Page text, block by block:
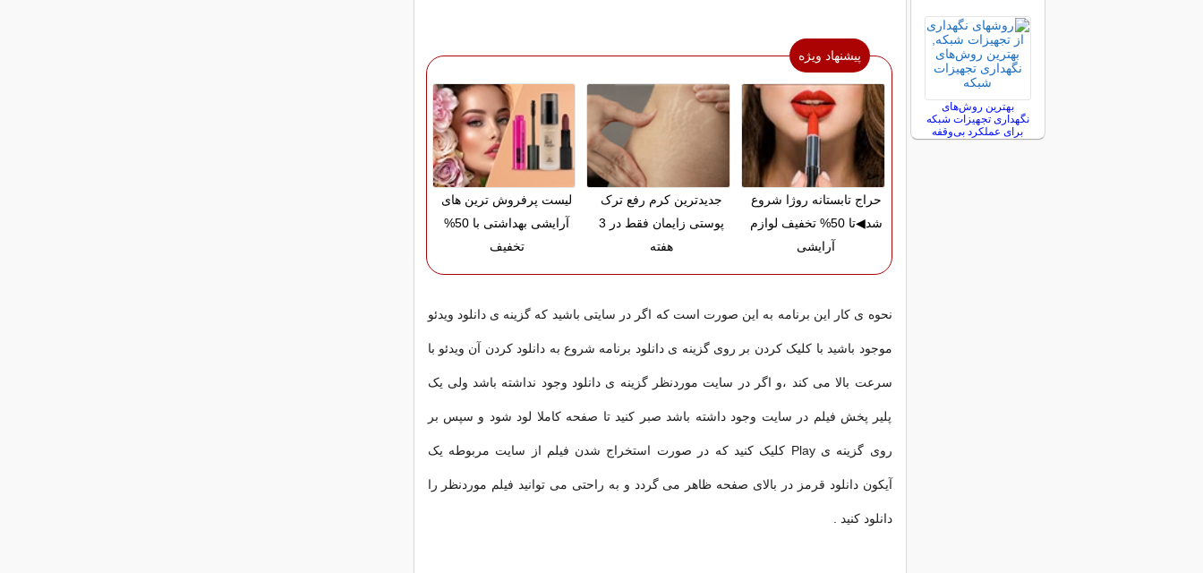
پیشنهاد ویژه
حراج تابستانه روژا شروع
شد◀تا 50% تخفیف لوازم
آرایشی
جدیدترین کرم رفع ترک
پوستی زایمان فقط در 3
هفته
لیست پرفروش ترین های
آرایشی بهداشتی با 50%
تخفیف
نحوه ی کار این برنامه به این صورت است که اگر در سایتی باشید که گزینه ی دانلود ویدئو
موجود باشید با کلیک کردن بر روی گزینه ی دانلود برنامه شروع به دانلود کردن آن ویدئو با
سرعت بالا می کند ،و اگر در سایت موردنظر گزینه ی دانلود وجود نداشته باشد ولی یک
پلیر پخش فیلم در سایت وجود داشته باشد صبر کنید تا صفحه کاملا لود شود و سپس بر
روی گزینه ی Play کلیک کنید که در صورت استخراج شدن فیلم از سایت مربوطه یک
آیکون دانلود قرمز در بالای صفحه ظاهر می گردد و به راحتی می توانید فیلم موردنظر را
دانلود کنید .
بهترین روش‌های
نگهداری تجهیزات شبکه
برای عملکرد بی‌وقفه